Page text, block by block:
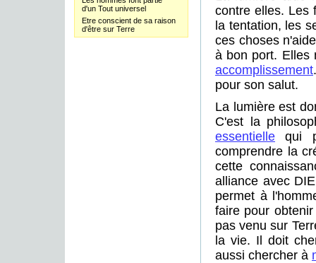
contre elles. Les
la tentation, les
ces choses
à bon port. Elles
accomplissement
pour son salut.
La lumière est
C'est la
essentielle qui
comprendre la
cette
alliance avec
permet à
faire pour
pas venu sur
la vie. Il doit
aussi chercher à
d'un Tout universel
Etre conscient de sa raison
d'être sur Terre